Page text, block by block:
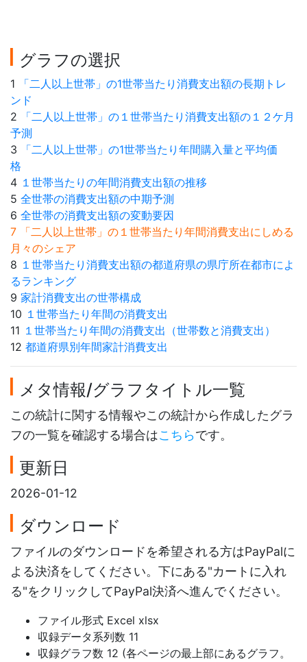
グラフの選択
1
「二人以上世帯」の1世帯当たり消費支出額の長期トレ
ンド
2
「二人以上世帯」の１世帯当たり消費支出額の１２ケ月
予測
3
「二人以上世帯」の1世帯当たり年間購入量と平均価
格
4 １世帯当たりの年間消費支出額の推移
5 全世帯の消費支出額の中期予測
6 全世帯の消費支出額の変動要因
7 「二人以上世帯」の１世帯当たり年間消費支出にしめる
月々のシェア
8 １世帯当たり消費支出額の都道府県の県庁所在都市によ
るランキング
9 家計消費支出の世帯構成
10 １世帯当たり年間の消費支出
11 １世帯当たり年間の消費支出（世帯数と消費支出）
12 都道府県別年間家計消費支出
メタ情報/グラフタイトル一覧
この統計に関する情報やこの統計から作成したグラ
フの一覧を確認する場合はこちらです。
更新日
2026-01-12
ダウンロード
ファイルのダウンロードを希望される方はPayPalに
よる決済をしてください。下にある"カートに入れ
る"をクリックしてPayPal決済へ進んでください。
ファイル形式 Excel xlsx
収録データ系列数 11
収録グラフ数 12 (各ページの最上部にあるグラフ。